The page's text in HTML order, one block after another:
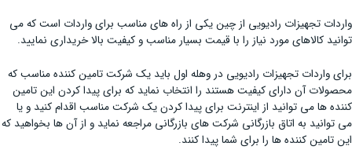
واردات تجهیزات رادیویی از چین یکی از راه های مناسب برای واردات است که می
توانید کالاهای مورد نیاز را با قیمت بسیار مناسب و کیفیت بالا خریداری نمایید.
برای واردات تجهیزات رادیویی در وهله اول باید یک شرکت تامین کننده مناسب که
محصولات آن دارای کیفیت هستند را انتخاب نماید که برای پیدا کردن این تامین
کننده ها می توانید از اینترنت برای پیدا کردن یک شرکت مناسب اقدام کنید و یا
می توانید به اتاق بازرگانی شرکت های بازرگانی مراجعه نماید و از آن ها بخواهید که
این تامین کننده ها را برای شما پیدا کنند.